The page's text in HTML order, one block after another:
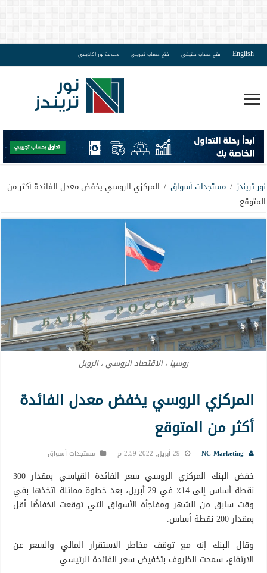
English فتح حساب حقيقي فتح حساب تجريبي دبلومة نور اكاديمي
نور تريندز / مستجدات أسواق / المركزي الروسي يخفض معدل الفائدة أكثر من
المتوقع
روسيا ، الاقتصاد الروسي ، الروبل
المركزي الروسي يخفض معدل الفائدة
أكثر من المتوقع
NC Marketing 29 أبريل, 2022 2:59 م مستجدات أسواق
خفض البنك المركزي الروسي سعر الفائدة القياسي بمقدار 300
نقطة أساس إلى 14٪ في 29 أبريل، بعد خطوة مماثلة اتخذها بفي
وقت سابق من الشهر ومفاجأة الأسواق التي توقعت انخفاضًا أقل
بمقدار 200 نقطة أساس.
وقال البنك إنه مع توقف مخاطر الاستقرار المالي والسعر عن
الارتفاع، سمحت الظروف بتخفيض سعر الفائدة الرئيسي.